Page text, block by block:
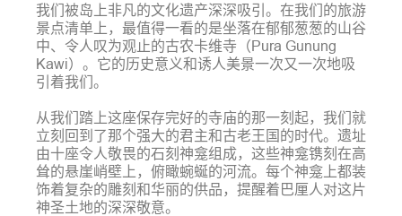
我们被岛上非凡的文化遗产深深吸引。在我们的旅游
景点清单上，最值得一看的是坐落在郁郁葱葱的山谷
中、令人叹为观止的古农卡维寺（Pura Gunung
Kawi）。它的历史意义和诱人美景一次又一次地吸
引着我们。
从我们踏上这座保存完好的寺庙的那一刻起，我们就
立刻回到了那个强大的君主和古老王国的时代。遗址
由十座令人敬畏的石刻神龛组成，这些神龛镌刻在高
耸的悬崖峭壁上，俯瞰蜿蜒的河流。每个神龛上都装
饰着复杂的雕刻和华丽的供品，提醒着巴厘人对这片
神圣土地的深深敬意。